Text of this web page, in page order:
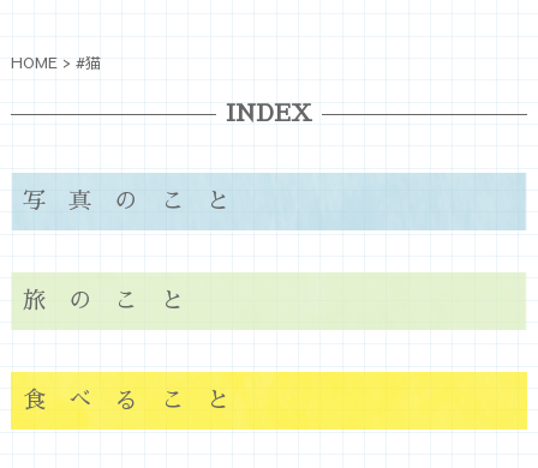
HOME> #猫
INDEX
写真のこと
旅のこと
食べること